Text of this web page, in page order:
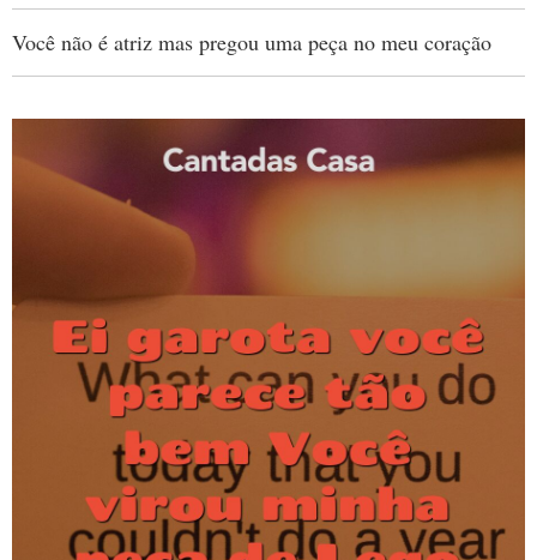
Você não é atriz mas pregou uma peça no meu coração